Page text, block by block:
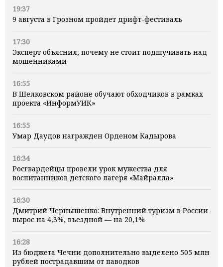
19:37
9 августа в Грозном пройдет дрифт-фестиваль
17:30
Эксперт объяснил, почему не стоит подшучивать над
мошенниками
16:55
В Шелковском районе обучают обходчиков в рамках
проекта «ИнформУИК»
16:55
Умар Даудов награжден Орденом Кадырова
16:34
Росгвардейцы провели урок мужества для
воспитанников детского лагеря «Майралла»
16:30
Дмитрий Чернышенко: Внутренний туризм в России
вырос на 4,3%, въездной — на 20,1%
16:28
Из бюджета Чечни дополнительно выделено 505 млн
рублей пострадавшим от паводков